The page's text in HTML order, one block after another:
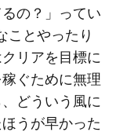
の？」ってい
ことやったり
リアを目標に
ぐために無理
どういう風に
うが早かった